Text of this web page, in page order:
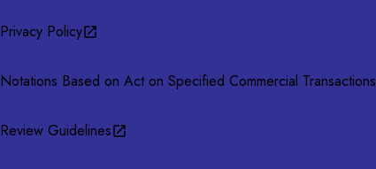
Privacy Policy
Notations Based on Act on Specified Commercial Transactions
Review Guidelines